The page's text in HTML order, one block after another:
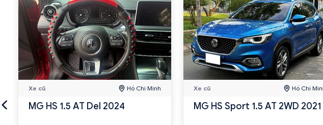
Xe cũ Hồ Chí Minh
MG HS 1.5 AT Del 2024
Xe cũ Hồ Chí
MG HS Sport 1.5 AT 2WD 2021